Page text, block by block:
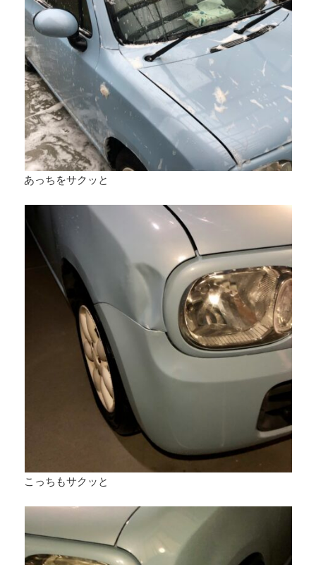
あっちをサクッと
こっちもサクッと